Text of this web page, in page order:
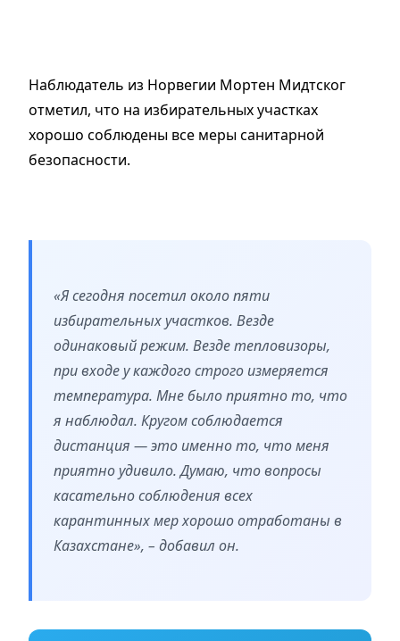
Наблюдатель из Норвегии Мортен Мидтског
отметил, что на избирательных участках
хорошо соблюдены все меры санитарной
безопасности.
«Я сегодня посетил около пяти
избирательных участков. Везде
одинаковый режим. Везде тепловизоры,
при входе у каждого строго измеряется
температура. Мне было приятно то, что
я наблюдал. Кругом соблюдается
дистанция — это именно то, что меня
приятно удивило. Думаю, что вопросы
касательно соблюдения всех
карантинных мер хорошо отработаны в
Казахстане», – добавил он.